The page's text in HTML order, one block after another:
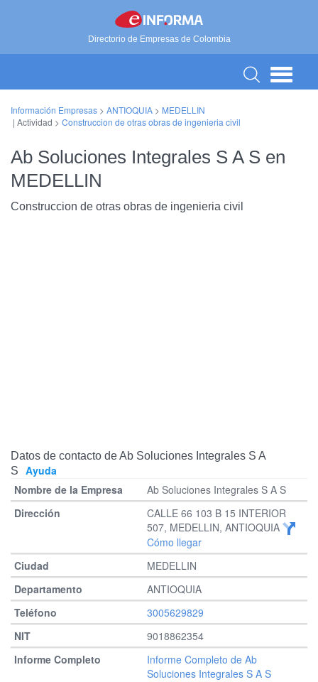
Directorio de Empresas de Colombia
Información Empresas > ANTIOQUIA > MEDELLIN
| Actividad > Construccion de otras obras de ingenieria civil
Ab Soluciones Integrales S A S en
MEDELLIN
Construccion de otras obras de ingenieria civil
Datos de contacto de Ab Soluciones Integrales S A
S
Ayuda
Ab Soluciones Integrales S A S
CALLE 66 103 B 15 INTERIOR
507, MEDELLIN, ANTIOQUIA
Cómo llegar
MEDELLIN
ANTIOQUIA
3005629829
9018862354
Informe Completo de Ab
Soluciones Integrales S A S